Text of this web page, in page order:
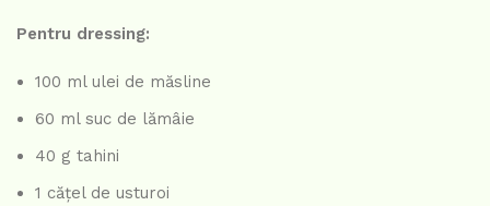
Pentru dressing:
100 ml ulei de măsline
60 ml suc de lămâie
40 g tahini
1 cățel de usturoi